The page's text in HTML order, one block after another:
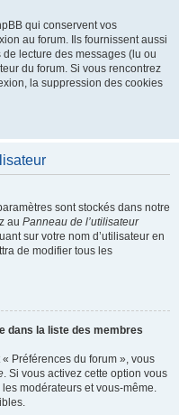
qui conservent vos
au forum. Ils fournissent aussi
lecture des messages (lu ou
du forum. Si vous rencontrez
la suppression des cookies
sont stockés dans notre
au Panneau de l’utilisateur
sur votre nom d’utilisateur en
de modifier tous les
dans la liste des membres
Préférences du forum », vous
. Si vous activez cette option vous
modérateurs et vous-même.